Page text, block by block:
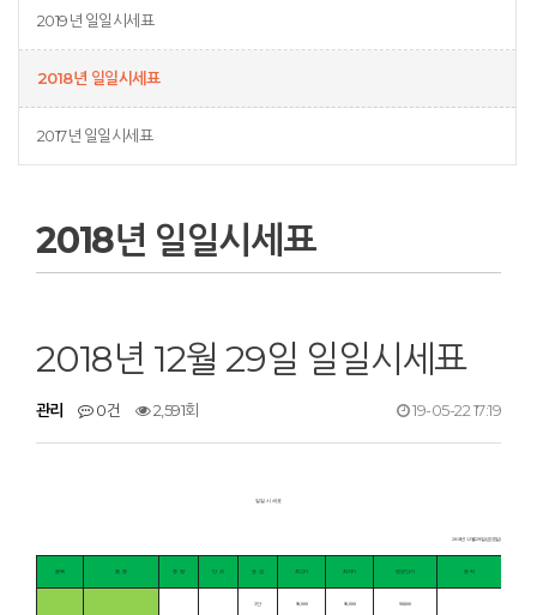
2019년 일일시세표
2018년 일일시세표
2017년 일일시세표
2018년 일일시세표
2018년 12월 29일 일일시세표
관리 0건 2,591회 19-05-22 17:19
일 일 시 세 표
2018년 12월 29일(금요일)
품 목 품 종 중 량 단 위 등 급 최고가 최저가 평균단가 등 락
3단 98,000 98,000 98,000